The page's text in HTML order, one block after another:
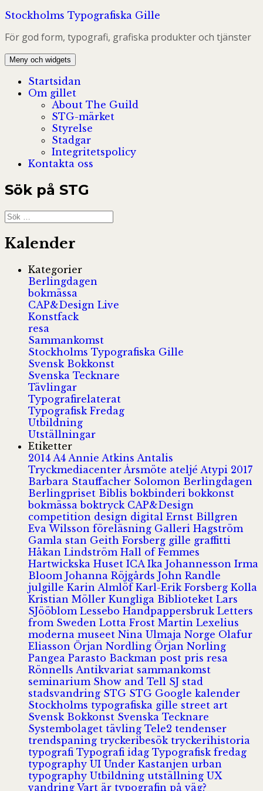
Hoppa
innehåll
Stockholms Typografiska Gille
För god form, typografi, grafiska produkter och tjänster
Meny och widgets
Startsidan
Om gillet
About The Guild
STG-märket
Styrelse
Stadgar
Integritetspolicy
Kontakta oss
Sök på STG
Sök
efter:
Kalender
Kategorier
Berlingdagen
bokmässa
CAP&Design Live
Konstfack
resa
Sammankomst
Stockholms Typografiska Gille
Svensk Bokkonst
Svenska Tecknare
Tävlingar
Typografirelaterat
Typografisk Fredag
Utbildning
Utställningar
Etiketter
2014 A4 Annie Atkins Antalis
Tryckmediacenter Årsmöte ateljé Atypi 2017
Barbara Stauffacher Solomon Berlingdagen
Berlingpriset Biblisbokbinderibokkonst
bokmässaboktryck CAP&Design
competition design digital Ernst Billgren
Eva Wilsson föreläsning Galleri Hagström
Gamla stan Geith Forsberg gille graffitti
Håkan Lindström Hall of Femmes
Hartwickska Huset ICA Ika Johannesson Irma
Bloom Johanna Röjgårds John Randle
julgille Karin Almlöf Karl-Erik Forsberg Kolla
Kristian Möller Kungliga Biblioteket Lars
SJööblom Lessebo Handpappersbruk Letters
from Sweden Lotta Frost Martin Lexelius
moderna museet Nina Ulmaja Norge Olafur
Eliasson Örjan Nordling Örjan Norling
Pangea Parasto Backman post pris resa
Rönnells Antikvariat sammankomst
seminarium Show and Tell SJ stad
stadsvandring STG STG Google kalender
Stockholms typografiska gille street art
Svensk Bokkonst Svenska Tecknare
Systembolaget tävling Tele2 tendenser
trendspaning tryckeribesök tryckerihistoria
typografi Typografi idag Typografisk fredag
typography UI Under Kastanjen urban
typography Utbildning utställning UX
vandring Vart är typografin på väg?